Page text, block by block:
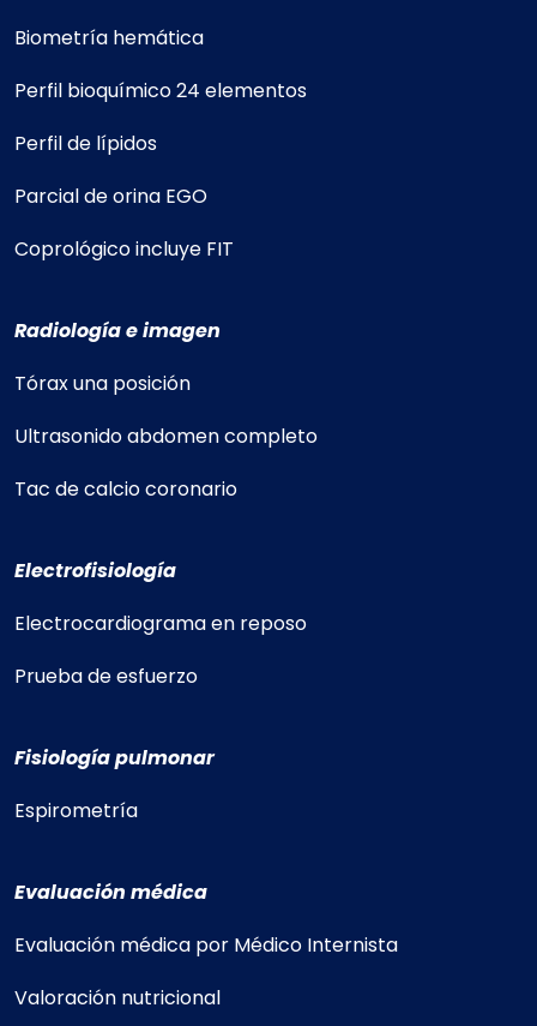
Biometría hemática
Perfil bioquímico 24 elementos
Perfil de lípidos
Parcial de orina EGO
Coprológico incluye FIT
Radiología e imagen
Tórax una posición
Ultrasonido abdomen completo
Tac de calcio coronario
Electrofisiología
Electrocardiograma en reposo
Prueba de esfuerzo
Fisiología pulmonar
Espirometría
Evaluación médica
Evaluación médica por Médico Internista
Valoración nutricional